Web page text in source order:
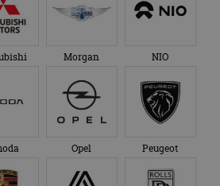
Morgan NIO
Opel Peugeot